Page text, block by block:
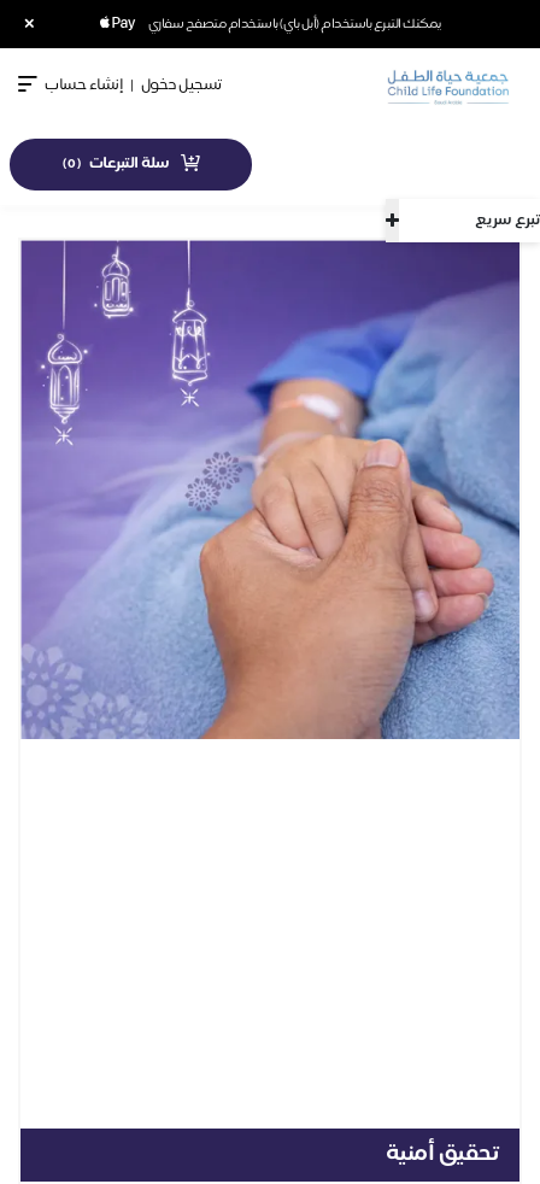
يمكنك التبرع باستخدام (أبل باي) باستخدام متصفح سفاري ×
تبرع سريع
تسجيل دخول | إنشاء حساب
سلة التبرعات (
0
)
تحقيق أمنية